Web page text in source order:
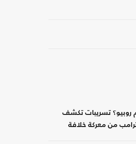
روبيو؟ تسريبات تكشف
من معركة خلافة